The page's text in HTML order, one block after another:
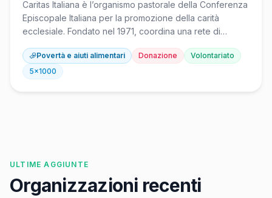
Caritas Italiana è l’organismo pastorale della Conferenza
Episcopale Italiana per la promozione della carità
ecclesiale. Fondato nel 1971, coordina una rete di
interventi a favore di persone in povertà, emarginazione
e disagio sociale. Opera inoltre in oltre 50 paesi con
Povertà e aiuti alimentari Donazione
Volontariato
5x1000
ULTIME AGGIUNTE
Organizzazioni recenti